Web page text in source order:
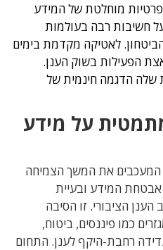
מוחלטת של המידע
חשיבות רבה בעולמות
לאטיקה מקדמת בימים
הפעילות בשוק הענן.
שלה הדגמה חינמית של
על מידע
המעכבים את המשך הצמיחה
המידע ובעיית
הציבורי. זו הסיבה
כמו פיננסים, ביטוח,
רחבת-היקף לענן. התחום